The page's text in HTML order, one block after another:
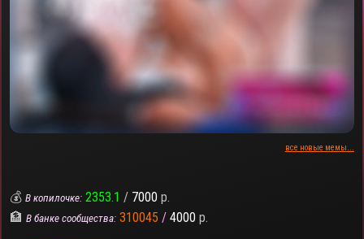
все новые мемы...
💰В копилочке: 2353.1 / 7000 р.
🏦В банке сообщества: 310045 / 4000 р.